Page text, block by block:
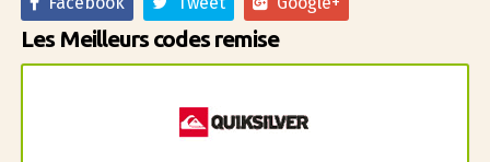
Les Meilleurs codes remise